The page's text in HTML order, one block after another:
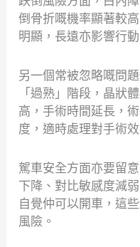
倒骨折嘅機率顯著較
明顯，長遠亦影響行
另一個常被忽略嘅問
「過熟」階段，晶狀
高，手術時間延長，
度，適時處理對手術
駕車安全方面亦要留
下降、對比敏感度減
自覺仲可以開車，這
風險。